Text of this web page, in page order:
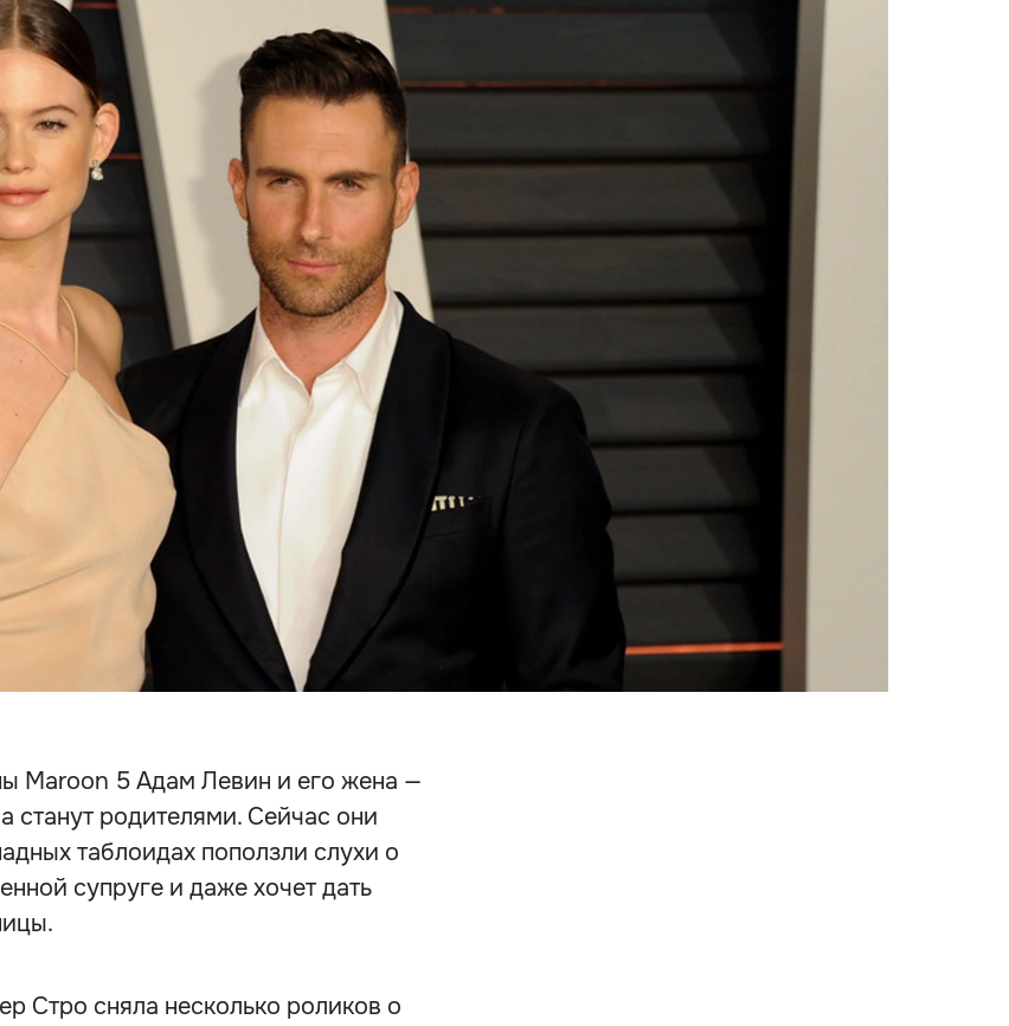
Maroon 5 Адам Левин и его жена —
станут родителями. Сейчас они
таблоидах поползли слухи о
супруге и даже хочет дать
Стро сняла несколько роликов о